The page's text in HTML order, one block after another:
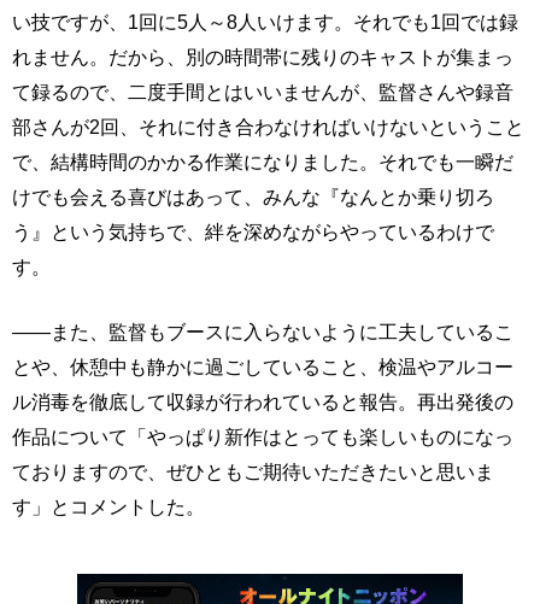
い技ですが、1回に5人～8人いけます。それでも1回では録
れません。だから、別の時間帯に残りのキャストが集まっ
て録るので、二度手間とはいいませんが、監督さんや録音
部さんが2回、それに付き合わなければいけないということ
で、結構時間のかかる作業になりました。それでも一瞬だ
けでも会える喜びはあって、みんな『なんとか乗り切ろ
う』という気持ちで、絆を深めながらやっているわけで
す。
――また、監督もブースに入らないように工夫しているこ
とや、休憩中も静かに過ごしていること、検温やアルコー
ル消毒を徹底して収録が行われていると報告。再出発後の
作品について「やっぱり新作はとっても楽しいものになっ
ておりますので、ぜひともご期待いただきたいと思いま
す」とコメントした。